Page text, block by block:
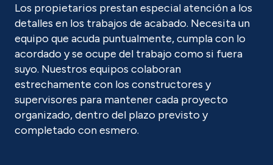
Los propietarios prestan especial atención a los
detalles en los trabajos de acabado. Necesita un
equipo que acuda puntualmente, cumpla con lo
acordado y se ocupe del trabajo como si fuera
suyo. Nuestros equipos colaboran
estrechamente con los constructores y
supervisores para mantener cada proyecto
organizado, dentro del plazo previsto y
completado con esmero.